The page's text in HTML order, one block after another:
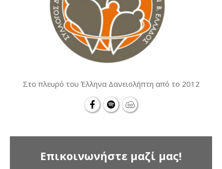
Στο πλευρό του Έλληνα Δανειολήπτη από το 2012
Επικοινωνήστε μαζί μας!